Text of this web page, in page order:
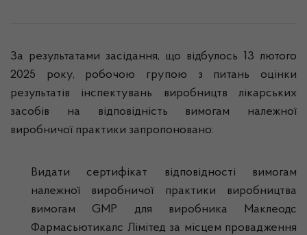
За результатами засідання, що відбулось 13 лютого
2025 року, робочою групою з питань оцінки
результатів інспектувань виробництв лікарських
засобів на відповідність вимогам належної
виробничої практики запропоновано:
Видати сертифікат відповідності вимогам
належної виробничої практики виробництва
вимогам GMP для виробника Маклеодс
Фармасьютикалс Лімітед за місцем провадження